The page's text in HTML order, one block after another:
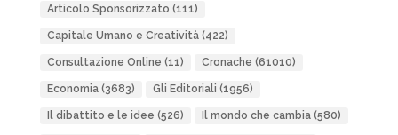
Articolo Sponsorizzato (111)
Capitale Umano e Creatività(422)
Consultazione Online (11) Cronache (61010)
Economia(3683) Gli Editoriali (1956)
Il dibattito e le idee (526) Il mondo che cambia(580)